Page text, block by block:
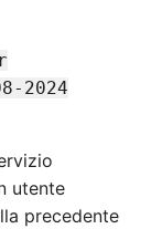
2024
utente
precedente